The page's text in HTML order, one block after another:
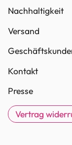
Nachhaltigkeit
Versand
Kontakt
Presse
Vertrag